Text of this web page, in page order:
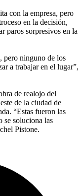
con la empresa, pero
en la decisión,
paros sorpresivos en la
pero ninguno de los
a trabajar en el lugar”,
de realojo del
de la ciudad de
“Estas fueron las
se soluciona las
Pistone.